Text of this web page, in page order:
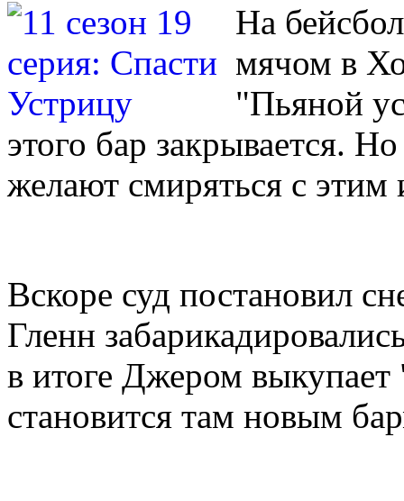
На
мячом в
"Пьяной
этого бар закрывается.
желают смиряться с
Вскоре суд постановил
Гленн
в итоге Джером
становится там новым